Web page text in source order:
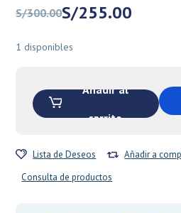
S/300.00
El
original
S/255.00
El
actual
1 disponibles
Añadir al
carrito
Lista de Deseos
Añadir a
Consulta de productos